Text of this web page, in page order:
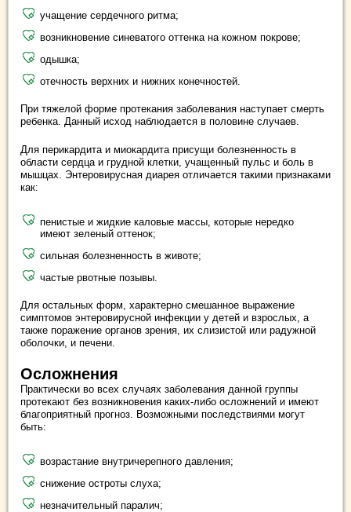
учащение сердечного ритма;
возникновение синеватого оттенка на кожном покрове;
одышка;
отечность верхних и нижних конечностей.
При тяжелой форме протекания заболевания наступает смерть
ребенка. Данный исход наблюдается в половине случаев.
Для перикардита и миокардита присущи болезненность в
области сердца и грудной клетки, учащенный пульс и боль в
мышцах. Энтеровирусная диарея отличается такими признаками
как:
пенистые и жидкие каловые массы, которые нередко
имеют зеленый оттенок;
сильная болезненность в животе;
частые рвотные позывы.
Для остальных форм, характерно смешанное выражение
симптомов энтеровирусной инфекции у детей и взрослых, а
также поражение органов зрения, их слизистой или радужной
оболочки, и печени.
Осложнения
Практически во всех случаях заболевания данной группы
протекают без возникновения каких-либо осложнений и имеют
благоприятный прогноз. Возможными последствиями могут
быть:
возрастание внутричерепного давления;
снижение остроты слуха;
незначительный паралич;